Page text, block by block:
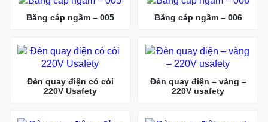
Băng cáp ngầm – 005 Băng cáp ngầm – 006
Đèn quay điện có còi
220V Usafety
Đèn quay điện – vàng –
220V usafety